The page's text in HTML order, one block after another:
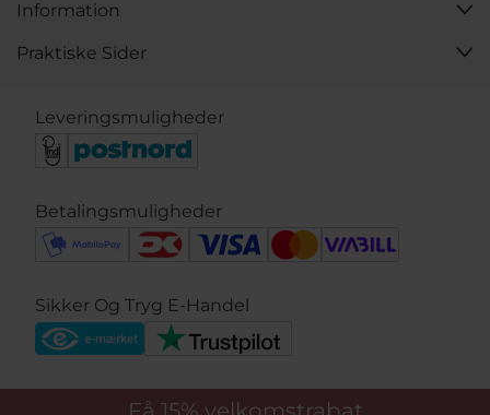
Information
Praktiske Sider
Leveringsmuligheder
Betalingsmuligheder
Sikker Og Tryg E-Handel